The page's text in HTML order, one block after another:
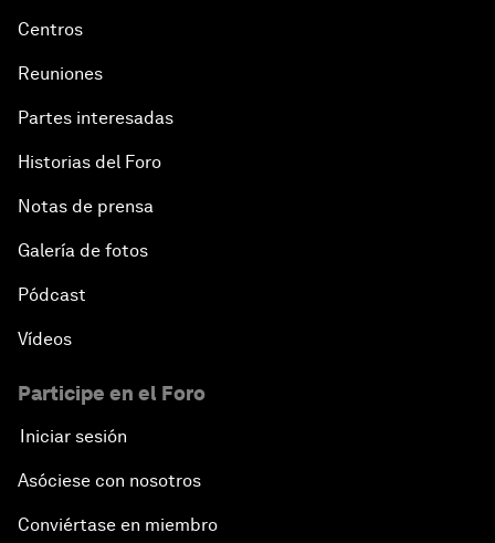
Centros
Reuniones
Partes interesadas
Historias del Foro
Notas de prensa
Galería de fotos
Pódcast
Vídeos
Participe en el Foro
Iniciar sesión
Asóciese con nosotros
Conviértase en miembro